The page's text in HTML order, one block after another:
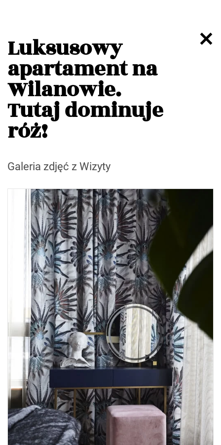
Luksusowy
apartament na
Wilanowie.
Tutaj dominuje
róż!
Galeria zdjęć z Wizyty